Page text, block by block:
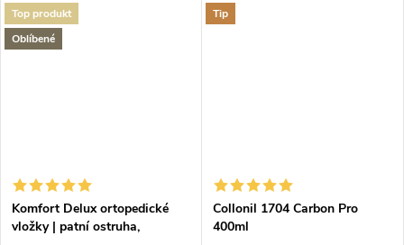
Top produkt
Oblíbené
Komfort Delux ortopedické
vložky | patní ostruha,
Tip
Collonil 1704 Carbon Pro
400ml